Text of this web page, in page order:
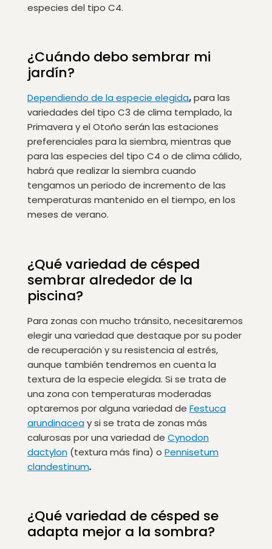
especies del tipo C4.
¿Cuándo debo sembrar mi
jardín?
Dependiendo de la especie elegida,para las
variedades del tipo C3 de clima templado, la
Primavera y el Otoño serán las estaciones
preferenciales para la siembra, mientras que
para las especies del tipo C4 o de clima cálido,
habrá que realizar la siembra cuando
tengamos un periodo de incremento de las
temperaturas mantenido en el tiempo, en los
meses de verano.
¿Qué variedad de césped
sembrar alrededor de la
piscina?
Para zonas con mucho tránsito, necesitaremos
elegir una variedad que destaque por su poder
de recuperación y su resistencia al estrés,
aunque también tendremos en cuenta la
textura de la especie elegida. Si se trata de
una zona con temperaturas moderadas
optaremos por alguna variedad de Festuca
arundinacea y si se trata de zonas más
calurosas por una variedad de Cynodon
dactylon (textura más fina) o Pennisetum
clandestinum.
¿Qué variedad de césped se
adapta mejor a la sombra?